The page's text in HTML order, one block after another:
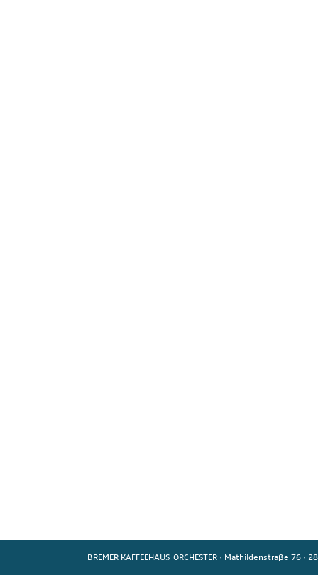
BREMER KAFFEEHAUS-ORCHESTER · Mathildenstraße 76 ·